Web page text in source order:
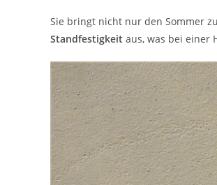
Sie bringt nicht nur den Sommer
Standfestigkeit aus, was bei einer